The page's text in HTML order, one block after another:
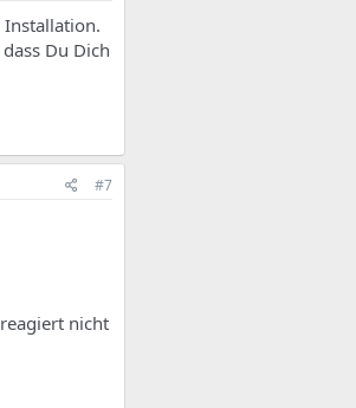
Installation.
Du Dich
#7
nicht